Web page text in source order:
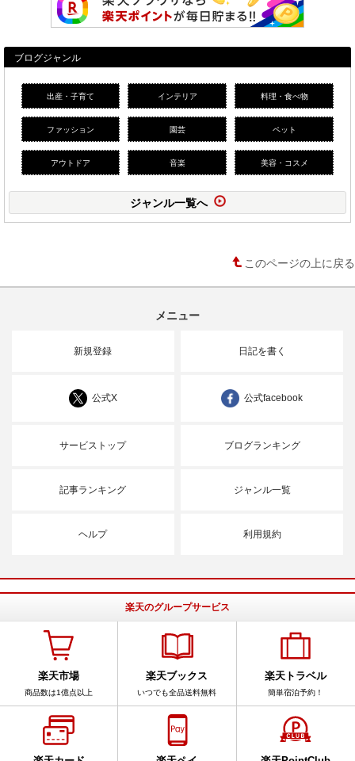
ブログジャンル
出産・子育て インテリア 料理・食べ物
ファッション 園芸 ペット
アウトドア 音楽 美容・コスメ
ジャンル一覧へ
このページの上に戻る
メニュー
新規登録 日記を書く
公式X 公式facebook
サービストップ ブログランキング
記事ランキング ジャンル一覧
ヘルプ 利用規約
楽天のグループサービス
楽天市場
商品数は1億点以上
楽天ブックス
いつでも全品送料無料
楽天トラベル
簡単宿泊予約！